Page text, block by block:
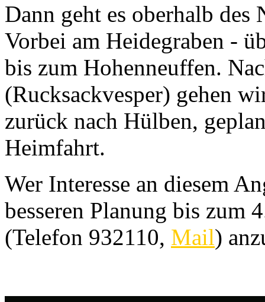
Dann geht es oberhalb des
Vorbei am Heidegraben -
bis zum Hohenneuffen.
(Rucksackvesper) gehen
zurück nach Hülben,
Heimfahrt.
Wer Interesse an diesem
besseren Planung bis zum
(Telefon 932110, Mail)